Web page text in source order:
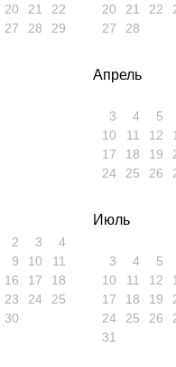
20 21
22
27 28
29
20
21 22
27
28
Апрель
3
4 5
10
11 12
17
18 19
24
25 26
2 3
4
9 10
11
16 17
18
23 24
25
30
Июль
3
4 5
10
11 12
17
18 19
24
25 26
31